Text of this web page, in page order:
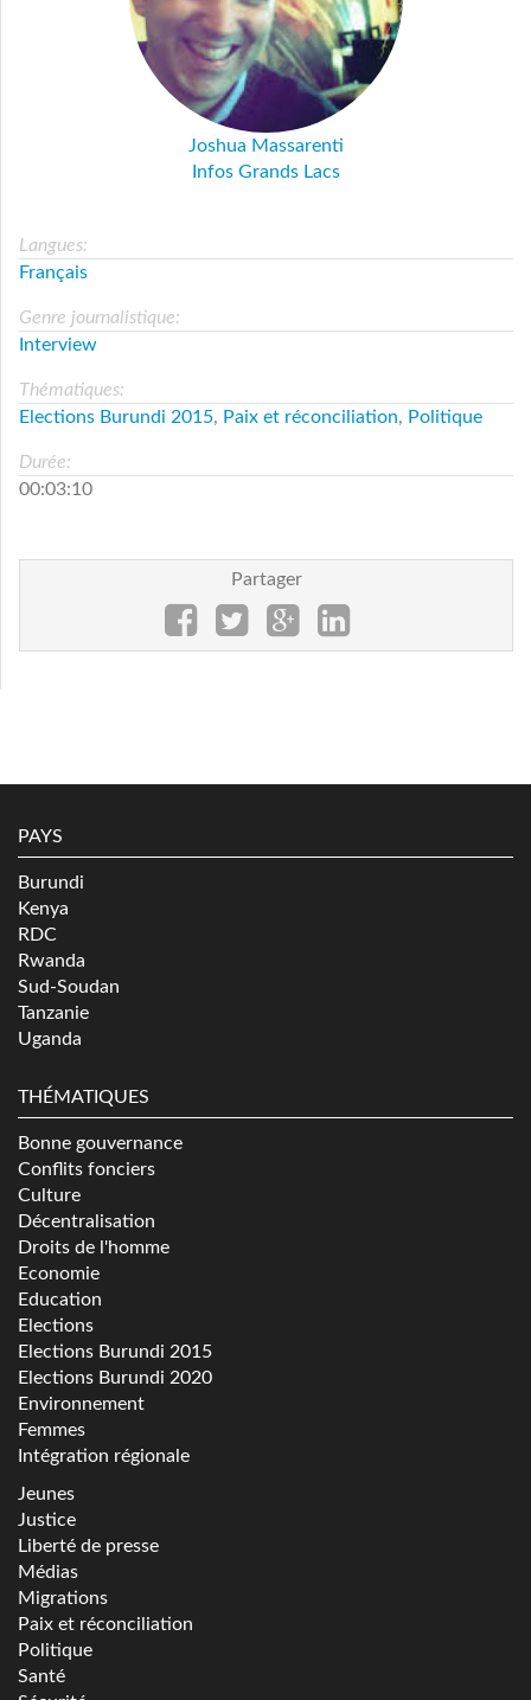
Joshua Massarenti
Infos Grands Lacs
Langues:
Français
Genre journalistique:
Interview
Thématiques:
Elections Burundi 2015, Paix et réconciliation, Politique
Durée:
00:03:10
Partager
PAYS
Burundi
Kenya
RDC
Rwanda
Sud-Soudan
Tanzanie
Uganda
THÉMATIQUES
Bonne gouvernance
Conflits fonciers
Culture
Décentralisation
Droits de l'homme
Economie
Education
Elections
Elections Burundi 2015
Elections Burundi 2020
Environnement
Femmes
Intégration régionale
Jeunes
Justice
Liberté de presse
Médias
Migrations
Paix et réconciliation
Politique
Santé